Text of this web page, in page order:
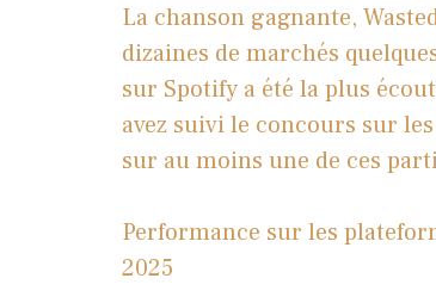
La chanson gagnante,
dizaines de marchés
sur Spotify a été la plus
avez suivi le concours sur
sur au moins une de ces
Performance sur les
2025